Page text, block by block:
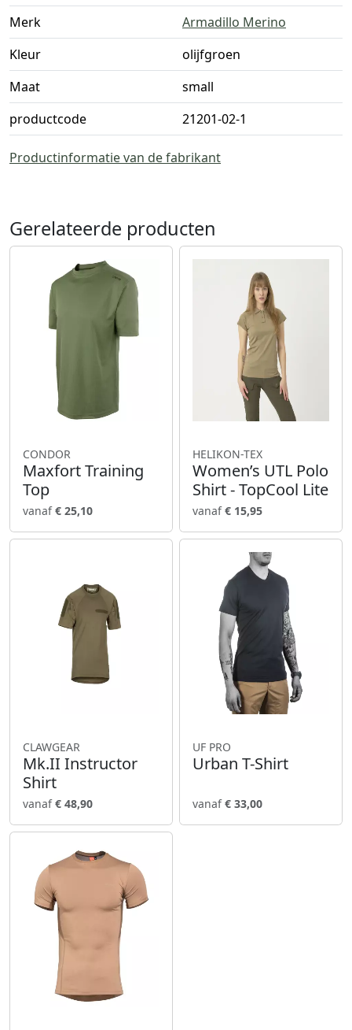
Merk
Armadillo Merino
Kleur
olijfgroen
Maat
small
productcode
21201-02-1
Productinformatie van de fabrikant
Gerelateerde producten
CONDOR
Maxfort Training
Top
vanaf€ 25,10
HELIKON-TEX
Women’s UTL Polo
Shirt - TopCool Lite
vanaf€ 15,95
CLAWGEAR
Mk.II Instructor
Shirt
vanaf€ 48,90
UF PRO
Urban T-Shirt
vanaf€ 33,00